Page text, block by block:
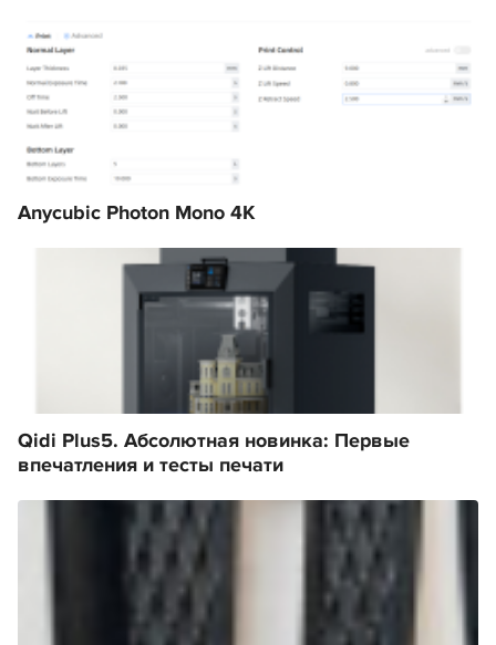
Anycubic Photon Mono 4K
Qidi Plus5. Абсолютная новинка: Первые
впечатления и тесты печати